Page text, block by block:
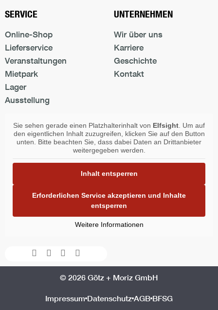
SERVICE
Online-Shop
Lieferservice
Veranstaltungen
Mietpark
Lager
Ausstellung
UNTERNEHMEN
Wir über uns
Karriere
Geschichte
Kontakt
Sie sehen gerade einen Platzhalterinhalt von Elfsight . Um auf
den eigentlichen Inhalt zuzugreifen, klicken Sie auf den Button
unten. Bitte beachten Sie, dass dabei Daten an Drittanbieter
weitergegeben werden.
Inhalt entsperren
Erforderlichen Service akzeptieren und Inhalte
entsperren
Weitere Informationen
Facebook-
f
Instagram
YoutubeEnvelope
© 2026 Götz + Moriz GmbH
Impressum Datenschutz AGB BFSG